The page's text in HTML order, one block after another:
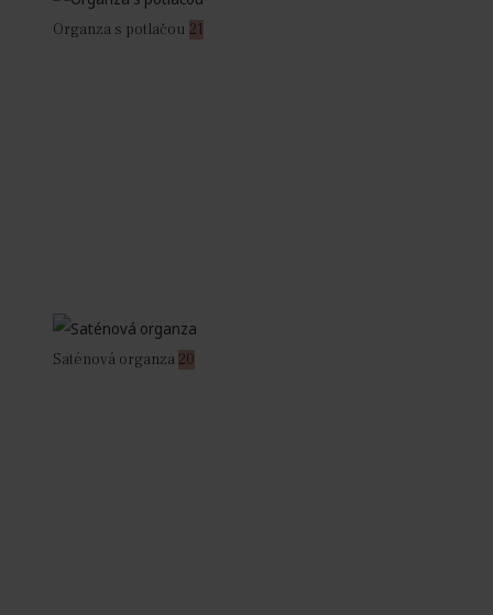
Organza s potlačou 21
Saténová organza 20